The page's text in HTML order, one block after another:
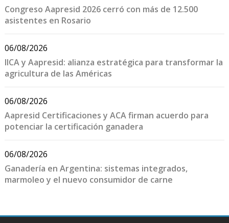
Congreso Aapresid 2026 cerró con más de 12.500
asistentes en Rosario
06/08/2026
IICA y Aapresid: alianza estratégica para transformar la
agricultura de las Américas
06/08/2026
Aapresid Certificaciones y ACA firman acuerdo para
potenciar la certificación ganadera
06/08/2026
Ganadería en Argentina: sistemas integrados,
marmoleo y el nuevo consumidor de carne